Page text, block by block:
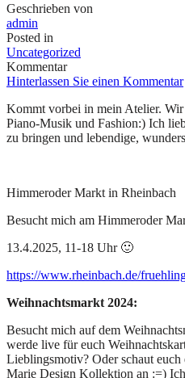
Geschrieben von
admin
Posted in
Uncategorized
Kommentar
Hinterlassen Sie einen Kommentar
Kommt vorbei in mein Atelier.
Piano-Musik und Fashion:) Ich
zu bringen und lebendige,
Himmeroder Markt in Rheinbach
Besucht mich am Himmeroder
13.4.2025, 11-18 Uhr 🙂
https://www.rheinbach.de/
Weihnachtsmarkt 2024:
Besucht mich auf dem
werde live für euch
Lieblingsmotiv? Oder schaut
Marie Design Kollektion an :=)